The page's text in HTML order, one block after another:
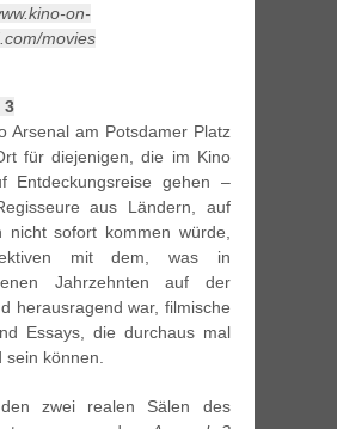
on-
movies
3
Arsenal am Potsdamer Platz
für diejenigen, die im Kino
Entdeckungsreise gehen –
aus Ländern, auf
nicht sofort kommen würde,
mit dem, was in
Jahrzehnten auf der
herausragend war, filmische
Essays, die durchaus mal
sein können.
zwei realen Sälen des